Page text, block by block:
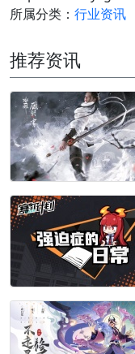
所属分类： 行业资讯
推荐资讯